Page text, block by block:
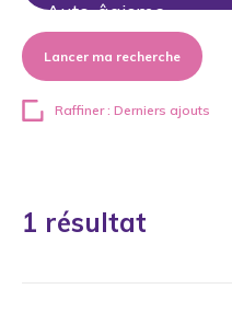
Lancer ma recherche
Raffiner : Derniers ajouts
1 résultat